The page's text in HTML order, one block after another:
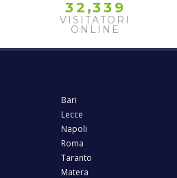
32 ,33 9
VISITATORI
ONLINE
Bari
Lecce
Napoli
Roma
Taranto
Matera